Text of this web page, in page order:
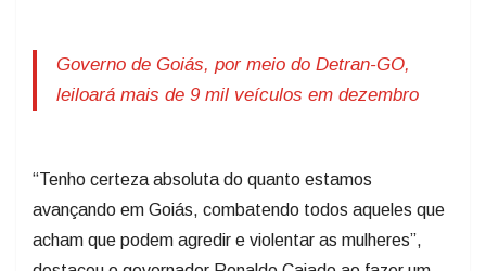
Governo de Goiás, por meio do Detran-GO,
leiloará mais de 9 mil veículos em dezembro
“Tenho certeza absoluta do quanto estamos
avançando em Goiás, combatendo todos aqueles que
acham que podem agredir e violentar as mulheres”,